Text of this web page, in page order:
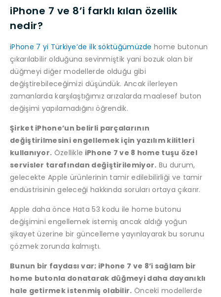
iPhone 7 ve 8’i farklı kılan özellik
nedir?
iPhone 7 yi Türkiye’de ilk söktüğümüzde home butonun
çıkarılabilir olduğuna sevinmiştik yani bozuk olan bir
düğmeyi diğer modellerde olduğu gibi
değiştirebileceğimizi düşündük. Ancak ilerleyen
zamanlarda karşılaştığımız arızalarda maalesef buton
değişimi yapılamadığını öğrendik.
Şirket iPhone’un belirli parçalarının
değiştirilmesini engellemek için yazılım kilitleri
kullanıyor. Özellikle iPhone 7 ve 8 home tuşu özel
servisler tarafından değiştirilemiyor. Bu durum,
gelecekte Apple ürünlerinin tamir edilebilirliği ve tamir
endüstrisinin geleceği hakkında soruları ortaya çıkarır.
Apple daha önce Hata 53 kodu ile home butonu
değişimini engellemek istemiş ancak aldığı yoğun
şikayet üzerine bir güncelleme yayınlayarak bu sorunu
çözmek zorunda kalmıştı.
Bunun bir faydası var; iPhone 7 ve 8’i sağlam bir
home butonla donatarak düğmeyi daha dayanıklı
hale getirmek istenmiş olabilir. Önceki modellerde